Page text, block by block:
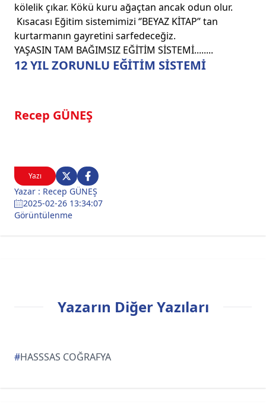
Yazı
Yazar : Recep GÜNEŞ
2025-02-26 13:34:07
Görüntülenme
12 YIL ZORUNLU EĞİTİM SİSTEMİ
Recep GÜNEŞ
kölelik çıkar. Kökü kuru ağaçtan ancak odun olur.
Kısacası Eğitim sistemimizi ‘’BEYAZ KİTAP’’ tan
kurtarmanın gayretini sarfedeceğiz.
YAŞASIN TAM BAĞIMSIZ EĞİTİM SİSTEMİ........
Yazarın Diğer Yazıları
#HASSSAS COĞRAFYA